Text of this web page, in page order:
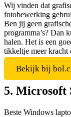
Wij vinden dat
fotobewerking
Ben jij geen
programma’s? Dan
halen. Het is een
tikkeltje meer kracht
Bekijk bij
5. Microsoft
Beste Windows